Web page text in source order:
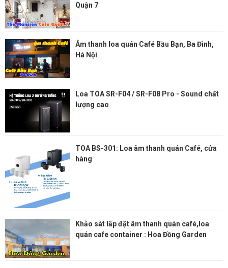
Quận 7
Âm thanh loa quán Café Bầu Bạn, Ba Đình,
Hà Nội
Loa TOA SR-F04 / SR-F08 Pro - Sound chất
lượng cao
TOA BS-301: Loa âm thanh quán Café, cửa
hàng
Khảo sát lắp đặt âm thanh quán café,loa
quán cafe container : Hoa Đồng Garden